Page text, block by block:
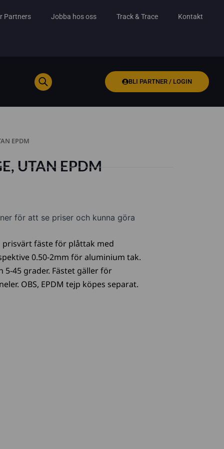
Partners Jobba hos oss Track & Trace Kontakt
BLI PARTNER / LOGIN
EPDM
UTAN EPDM
för att se priser och kunna göra
prisvärt fäste för plåttak med
0.50-2mm för aluminium tak.
45 grader. Fästet gäller för
OBS, EPDM tejp köpes separat.